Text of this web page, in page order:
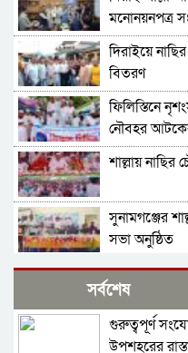
মনোনয়নপত্র
দিরাইয়ে
বিতরণ
ফিলিস্তিনে
নৌবহর আটকের
শাল্লায়
সুনামগঞ্জের
সভা অনুষ্ঠিত
দিরাইয়ে
প্রতিবাদে
শাল্লায়
সর্বশেষ
গুরুত্বপূর্ণ
উপশহরের